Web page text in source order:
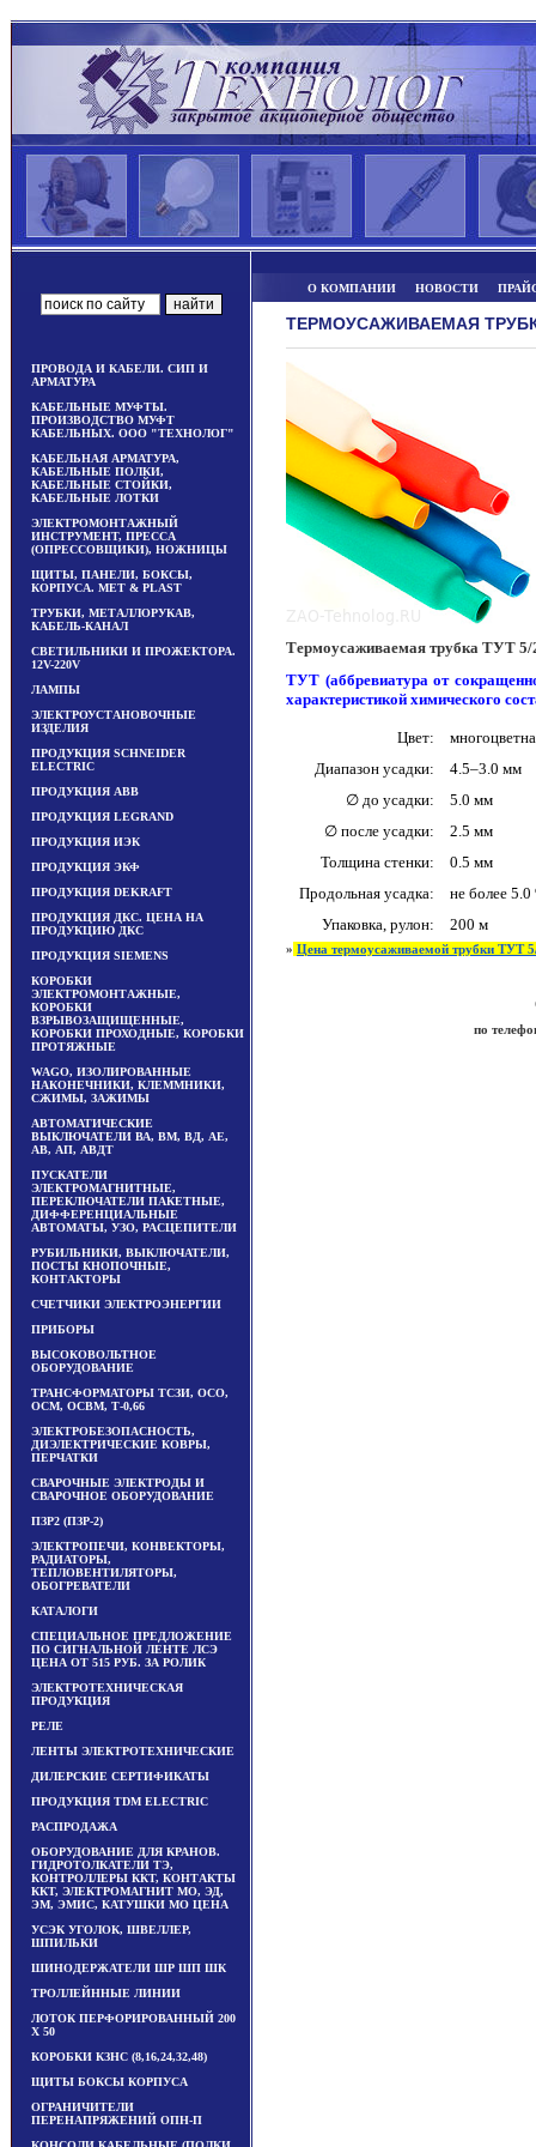
ПРОВОДА И КАБЕЛИ. СИП И
АРМАТУРА
КАБЕЛЬНЫЕ МУФТЫ.
ПРОИЗВОДСТВО МУФТ
КАБЕЛЬНЫХ. ООО "ТЕХНОЛОГ"
КАБЕЛЬНАЯ АРМАТУРА,
КАБЕЛЬНЫЕ ПОЛКИ,
КАБЕЛЬНЫЕ СТОЙКИ,
КАБЕЛЬНЫЕ ЛОТКИ
ЭЛЕКТРОМОНТАЖНЫЙ
ИНСТРУМЕНТ, ПРЕССА
(ОПРЕССОВЩИКИ), НОЖНИЦЫ
ЩИТЫ, ПАНЕЛИ, БОКСЫ,
КОРПУСА. MET & PLAST
ТРУБКИ, МЕТАЛЛОРУКАВ,
КАБЕЛЬ-КАНАЛ
СВЕТИЛЬНИКИ И ПРОЖЕКТОРА.
12V-220V
ЛАМПЫ
ЭЛЕКТРОУСТАНОВОЧНЫЕ
ИЗДЕЛИЯ
ПРОДУКЦИЯ SCHNEIDER
ELECTRIC
ПРОДУКЦИЯ ABB
ПРОДУКЦИЯ LEGRAND
ПРОДУКЦИЯ ИЭК
ПРОДУКЦИЯ ЭКФ
ПРОДУКЦИЯ DEKRAFT
ПРОДУКЦИЯ ДКС. ЦЕНА НА
ПРОДУКЦИЮ ДКС
ПРОДУКЦИЯ SIEMENS
КОРОБКИ
ЭЛЕКТРОМОНТАЖНЫЕ,
КОРОБКИ
ВЗРЫВОЗАЩИЩЕННЫЕ,
КОРОБКИ ПРОХОДНЫЕ, КОРОБКИ
ПРОТЯЖНЫЕ
WAGO, ИЗОЛИРОВАННЫЕ
НАКОНЕЧНИКИ, КЛЕММНИКИ,
СЖИМЫ, ЗАЖИМЫ
АВТОМАТИЧЕСКИЕ
ВЫКЛЮЧАТЕЛИ ВА, ВМ, ВД, АЕ,
АВ, АП, АВДТ
ПУСКАТЕЛИ
ЭЛЕКТРОМАГНИТНЫЕ,
ПЕРЕКЛЮЧАТЕЛИ ПАКЕТНЫЕ,
ДИФФЕРЕНЦИАЛЬНЫЕ
АВТОМАТЫ, УЗО, РАСЦЕПИТЕЛИ
РУБИЛЬНИКИ, ВЫКЛЮЧАТЕЛИ,
ПОСТЫ КНОПОЧНЫЕ,
КОНТАКТОРЫ
СЧЕТЧИКИ ЭЛЕКТРОЭНЕРГИИ
ПРИБОРЫ
ВЫСОКОВОЛЬТНОЕ
ОБОРУДОВАНИЕ
ТРАНСФОРМАТОРЫ ТСЗИ, ОСО,
ОСМ, ОСВМ, Т-0,66
ЭЛЕКТРОБЕЗОПАСНОСТЬ,
ДИЭЛЕКТРИЧЕСКИЕ КОВРЫ,
ПЕРЧАТКИ
СВАРОЧНЫЕ ЭЛЕКТРОДЫ И
СВАРОЧНОЕ ОБОРУДОВАНИЕ
ПЗР2 (ПЗР-2)
ЭЛЕКТРОПЕЧИ, КОНВЕКТОРЫ,
РАДИАТОРЫ,
ТЕПЛОВЕНТИЛЯТОРЫ,
ОБОГРЕВАТЕЛИ
КАТАЛОГИ
СПЕЦИАЛЬНОЕ ПРЕДЛОЖЕНИЕ
ПО СИГНАЛЬНОЙ ЛЕНТЕ ЛСЭ
ЦЕНА ОТ 515 РУБ. ЗА РОЛИК
ЭЛЕКТРОТЕХНИЧЕСКАЯ
ПРОДУКЦИЯ
РЕЛЕ
ЛЕНТЫ ЭЛЕКТРОТЕХНИЧЕСКИЕ
ДИЛЕРСКИЕ СЕРТИФИКАТЫ
ПРОДУКЦИЯ TDM ЕLECTRIC
РАСПРОДАЖА
ОБОРУДОВАНИЕ ДЛЯ КРАНОВ.
ГИДРОТОЛКАТЕЛИ ТЭ,
КОНТРОЛЛЕРЫ ККТ, КОНТАКТЫ
ККТ, ЭЛЕКТРОМАГНИТ МО, ЭД,
ЭМ, ЭМИС, КАТУШКИ МО ЦЕНА
УСЭК УГОЛОК, ШВЕЛЛЕР,
ШПИЛЬКИ
ШИНОДЕРЖАТЕЛИ ШР ШП ШК
ТРОЛЛЕЙННЫЕ ЛИНИИ
ЛОТОК ПЕРФОРИРОВАННЫЙ 200
Х 50
КОРОБКИ КЗНС (8,16,24,32,48)
ЩИТЫ БОКСЫ КОРПУСА
ОГРАНИЧИТЕЛИ
ПЕРЕНАПРЯЖЕНИЙ ОПН-П
О КОМПАНИИ НОВОСТИ
ТЕРМОУСАЖИВАЕМАЯ
Термоусаживаемая трубка ТУТ 5/
ТУТ (аббревиатура от
характеристикой химического
Цвет:
Диапазон усадки:
4.5–3.0 мм
∅ до усадки:
5.0 мм
∅ после усадки:
2.5 мм
Толщина стенки:
0.5 мм
Продольная усадка:
не более 5.0
Упаковка, рулон:
200 м
» Цена термоусаживаемой трубки ТУТ
по